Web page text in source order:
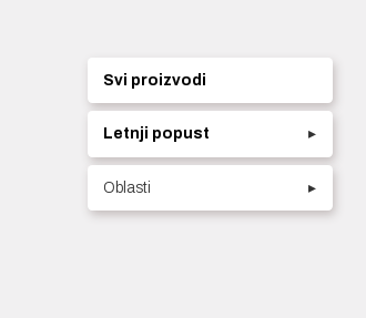
Svi proizvodi
Letnji popust ▸
Oblasti ▸